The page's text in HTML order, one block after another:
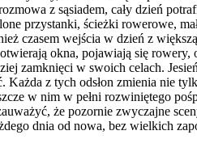
z sąsiadem, cały dzień
przystanki, ścieżki rowerowe,
czasem wejścia w dzień z
okna, pojawiają się
zamknięci w swoich celach.
Każda z tych odsłon zmienia
w nim w pełni rozwiniętego
że pozornie zwyczajne
dnia od nowa, bez wielkich